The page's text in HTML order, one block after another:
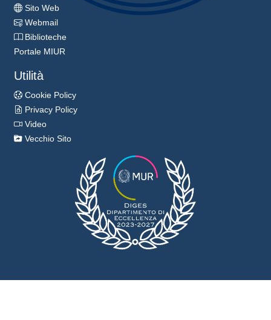
Sito Web
Webmail
Biblioteche
Portale MIUR
Utilità
Cookie Policy
Privacy Policy
Video
Vecchio Sito